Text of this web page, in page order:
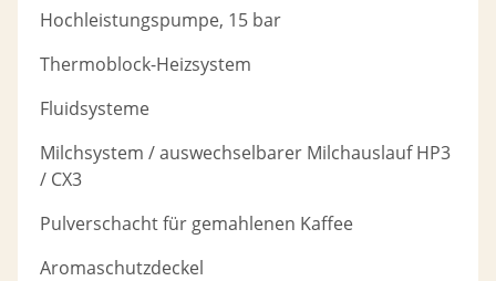
Hochleistungspumpe, 15 bar
Thermoblock-Heizsystem
Fluidsysteme
Milchsystem / auswechselbarer Milchauslauf HP3
/ CX3
Pulverschacht für gemahlenen Kaffee
Aromaschutzdeckel